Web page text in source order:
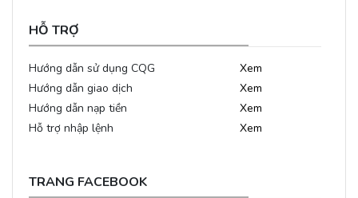
HỖ TRỢ
Hướng dẫn sử dụng CQG
Xem
Hướng dẫn giao dịch
Xem
Hướng dẫn nạp tiền
Xem
Hỗ trợ nhập lệnh
Xem
TRANG FACEBOOK